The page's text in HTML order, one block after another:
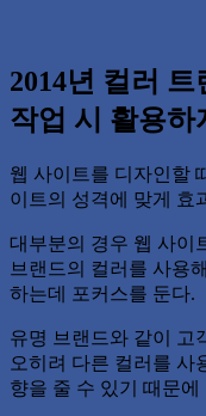
2014년 컬러
작업 시 활용하
웹 사이트를 디자인할
이트의 성격에 맞게 효
대부분의 경우 웹 사이
브랜드의 컬러를 사용
하는데 포커스를 둔다.
유명 브랜드와 같이 고
오히려 다른 컬러를 사
향을 줄 수 있기 때문에